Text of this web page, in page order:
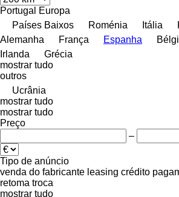
Portugal
Europa
Países Baixos
Roménia Itália
Alemanha
França Espanha
Irlanda
Grécia
mostrar tudo
outros
Ucrânia
mostrar tudo
mostrar tudo
Preço
–
Tipo de anúncio
venda do fabricante leasing crédito
retoma troca
mostrar tudo